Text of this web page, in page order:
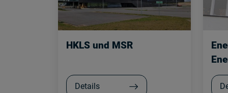
HKLS und MSR
Details